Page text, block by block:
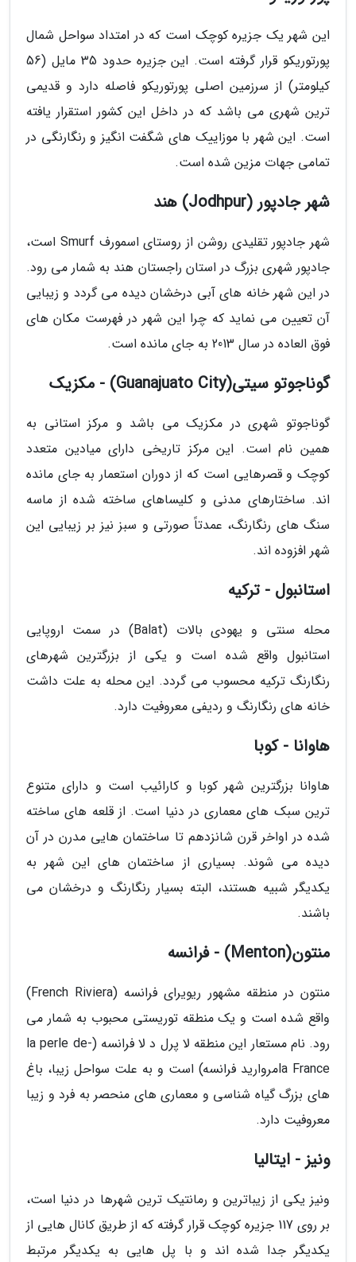
این شهر یک جزیره کوچک است که در امتداد سواحل شمال
پورتوریکو قرار گرفته است. این جزیره حدود 35 مایل (56
کیلومتر) از سرزمین اصلی پورتوریکو فاصله دارد و قدیمی
ترین شهری می باشد که در داخل این کشور استقرار یافته
است. این شهر با موزاییک های شگفت انگیز و رنگارنگی در
تمامی جهات مزین شده است.
شهر جادپور (Jodhpur) هند
شهر جادپور تقلیدی روشن از روستای اسمورف Smurf است،
جادپور شهری بزرگ در استان راجستان هند به شمار می رود.
در این شهر خانه های آبی درخشان دیده می گردد و زیبایی
آن تعیین می نماید که چرا این شهر در فهرست مکان های
فوق العاده در سال 2013 به جای مانده است.
گوناجوتو سیتی(Guanajuato City) - مکزیک
گوناجوتو شهری در مکزیک می باشد و مرکز استانی به
همین نام است. این مرکز تاریخی دارای میادین متعدد
کوچک و قصرهایی است که از دوران استعمار به جای مانده
اند. ساختارهای مدنی و کلیساهای ساخته شده از ماسه
سنگ های رنگارنگ، عمدتاً صورتی و سبز نیز بر زیبایی این
شهر افزوده اند.
استانبول - ترکیه
محله سنتی و یهودی بالات (Balat) در سمت اروپایی
استانبول واقع شده است و یکی از بزرگترین شهرهای
رنگارنگ ترکیه محسوب می گردد. این محله به علت داشت
خانه های رنگارنگ و ردیفی معروفیت دارد.
هاوانا - کوبا
هاوانا بزرگترین شهر کوبا و کارائیب است و دارای متنوع
ترین سبک های معماری در دنیا است. از قلعه های ساخته
شده در اواخر قرن شانزدهم تا ساختمان هایی مدرن در آن
دیده می شوند. بسیاری از ساختمان های این شهر به
یکدیگر شبیه هستند، البته بسیار رنگارنگ و درخشان می
باشند.
منتون(Menton) - فرانسه
منتون در منطقه مشهور ریویرای فرانسه (French Riviera)
واقع شده است و یک منطقه توریستی محبوب به شمار می
رود. نام مستعار این منطقه لا پرل د لا فرانسه (-la perle de
la Franceمروارید فرانسه) است و به علت سواحل زیبا، باغ
های بزرگ گیاه شناسی و معماری های منحصر به فرد و زیبا
معروفیت دارد.
ونیز - ایتالیا
ونیز یکی از زیباترین و رمانتیک ترین شهرها در دنیا است،
بر روی 117 جزیره کوچک قرار گرفته که از طریق کانال هایی از
یکدیگر جدا شده اند و با پل هایی به یکدیگر مرتبط